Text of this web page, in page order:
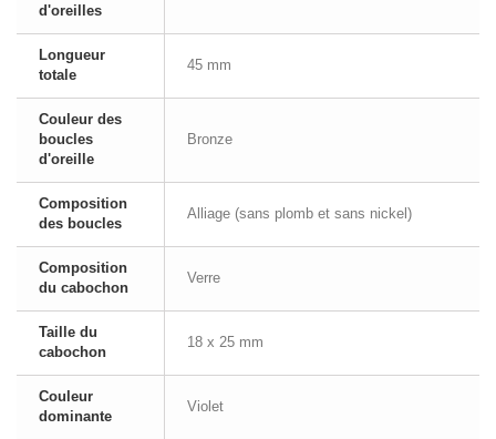
d'oreilles
Longueur
totale
45 mm
Couleur des
boucles
d'oreille
Bronze
Composition
des boucles
Alliage (sans plomb et sans nickel)
Composition
du cabochon
Verre
Taille du
cabochon
18 x 25 mm
Couleur
dominante
Violet